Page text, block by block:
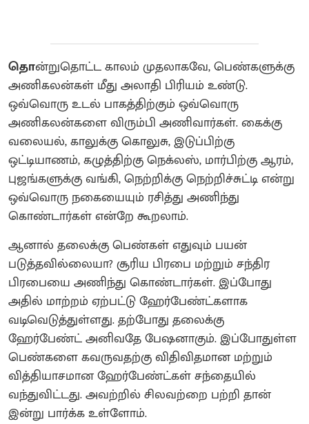
தொன்றுதொட்ட காலம் முதலாகவே, பெண்களுக்கு
அணிகலன்கள் மீது அலாதி பிரியம் உண்டு.
ஒவ்வொரு உடல் பாகத்திற்கும் ஒவ்வொரு
அணிகலன்களை விரும்பி அணிவார்கள். கைக்கு
வலையல், காலுக்கு கொலுசு, இடுப்பிற்கு
ஒட்டியாணம், கழுத்திற்கு நெக்லஸ், மார்பிற்கு ஆரம்,
புஜங்களுக்கு வங்கி, நெற்றிக்கு நெற்றிச்சுட்டி என்று
ஒவ்வொரு நகையையும் ரசித்து அணிந்து
கொண்டார்கள் என்றே கூறலாம்.
ஆனால் தலைக்கு பெண்கள் எதுவும் பயன்
படுத்தவில்லையா? சூரிய பிரபை மற்றும் சந்திர
பிரபையை அணிந்து கொண்டார்கள். இப்போது
அதில் மாற்றம் ஏற்பட்டு ஹேர்பேண்ட்களாக
வடிவெடுத்துள்ளது. தற்போது தலைக்கு
ஹேர்பேண்ட் அனிவதே பேஷனாகும். இப்போதுள்ள
பெண்களை கவருவதற்கு விதிவிதமான மற்றும்
வித்தியாசமான ஹேர்பேண்ட்கள் சந்தையில்
வந்துவிட்டது. அவற்றில் சிலவற்றை பற்றி தான்
இன்று பார்க்க உள்ளோம்.